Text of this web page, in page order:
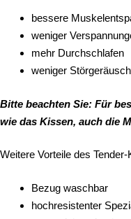
bessere
weniger
mehr Durchschlafen
weniger
Bitte beachten Sie: Für
wie das Kissen, auch die
Weitere Vorteile des
Bezug waschbar
hochresistenter